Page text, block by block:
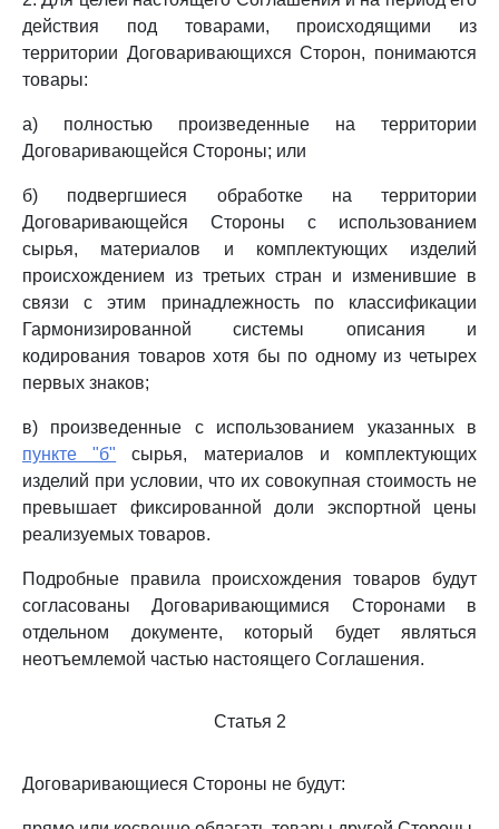
действия под товарами, происходящими из
территории Договаривающихся Сторон, понимаются
товары:
а) полностью произведенные на территории
Договаривающейся Стороны; или
б) подвергшиеся обработке на территории
Договаривающейся Стороны с использованием
сырья, материалов и комплектующих изделий
происхождением из третьих стран и изменившие в
связи с этим принадлежность по классификации
Гармонизированной системы описания и
кодирования товаров хотя бы по одному из четырех
первых знаков;
в) произведенные с использованием указанных в
пункте "б" сырья, материалов и комплектующих
изделий при условии, что их совокупная стоимость не
превышает фиксированной доли экспортной цены
реализуемых товаров.
Подробные правила происхождения товаров будут
согласованы Договаривающимися Сторонами в
отдельном документе, который будет являться
неотъемлемой частью настоящего Соглашения.
Статья 2
Договаривающиеся Стороны не будут: